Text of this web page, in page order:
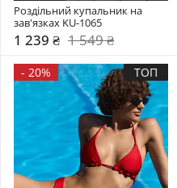
Роздільний купальник на
зав'язках KU-1065
1 239 ₴ 1 549 ₴
- 20% ТОП